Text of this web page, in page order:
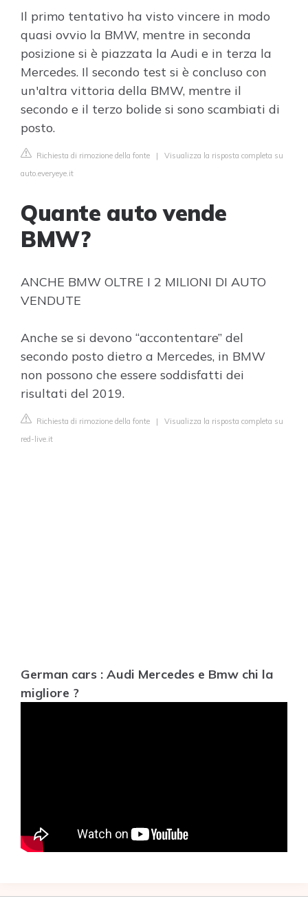
Il primo tentativo ha visto vincere in modo
quasi ovvio la BMW, mentre in seconda
posizione si è piazzata la Audi e in terza la
Mercedes. Il secondo test si è concluso con
un'altra vittoria della BMW, mentre il
secondo e il terzo bolide si sono scambiati di
posto.
Richiesta di rimozione della fonte | Visualizza la risposta completa su
auto.everyeye.it
Quante auto vende
BMW?
ANCHE BMW OLTRE I 2 MILIONI DI AUTO
VENDUTE
Anche se si devono “accontentare” del
secondo posto dietro a Mercedes, in BMW
non possono che essere soddisfatti dei
risultati del 2019.
Richiesta di rimozione della fonte | Visualizza la risposta completa su
red-live.it
German cars : Audi Mercedes e Bmw chi la
migliore ?